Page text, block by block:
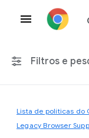
Filtros e
Qualquer
Lista de políticas do
Legacy Browser